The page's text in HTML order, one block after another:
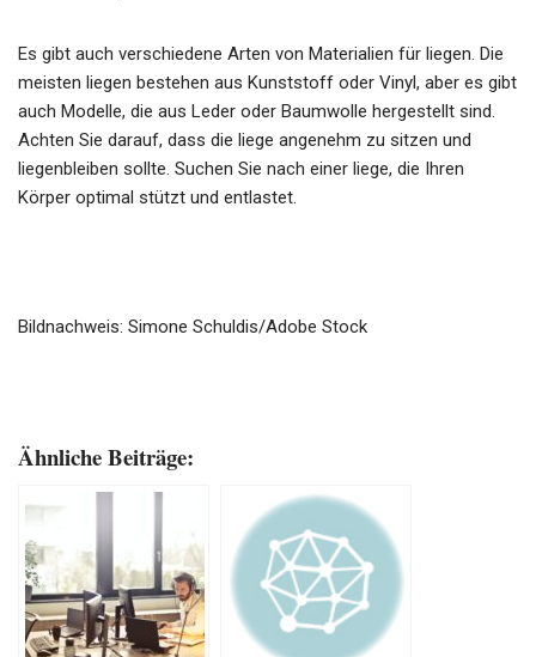
Es gibt auch verschiedene Arten von Materialien für liegen. Die
meisten liegen bestehen aus Kunststoff oder Vinyl, aber es gibt
auch Modelle, die aus Leder oder Baumwolle hergestellt sind.
Achten Sie darauf, dass die liege angenehm zu sitzen und
liegenbleiben sollte. Suchen Sie nach einer liege, die Ihren
Körper optimal stützt und entlastet.
Bildnachweis: Simone Schuldis/Adobe Stock
Ähnliche Beiträge: